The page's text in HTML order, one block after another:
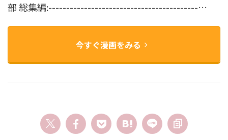
部 総集編:------------------------------------------…
今すぐ漫画をみる